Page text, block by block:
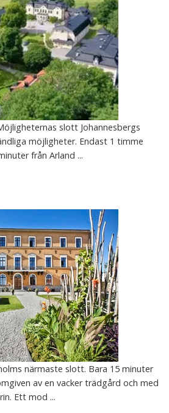
slott Johannesbergs
möjligheter. Endast 1 timme
från Arland ...
närmaste slott. Bara 15 minuter
av en vacker trädgård och med
Ett mod ...